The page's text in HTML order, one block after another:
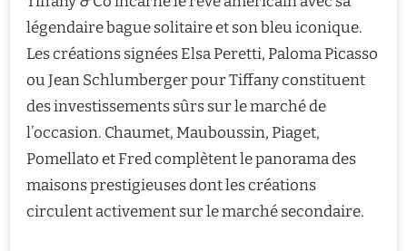
légendaire bague solitaire et son bleu iconique.
Les créations signées Elsa Peretti, Paloma Picasso
ou Jean Schlumberger pour Tiffany constituent
des investissements sûrs sur le marché de
l’occasion. Chaumet, Mauboussin, Piaget,
Pomellato et Fred complètent le panorama des
maisons prestigieuses dont les créations
circulent activement sur le marché secondaire.